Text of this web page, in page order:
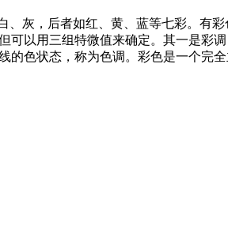
灰，后者如红、黄、蓝等七彩。有
可以用三组特微值来确定。其一是彩
色状态，称为色调。彩色是一个完全